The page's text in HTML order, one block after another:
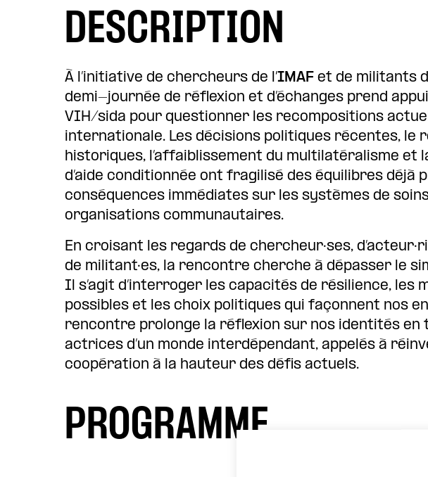
DESCRIPTION
À l’initiative de chercheurs de l‘IMAF et de militants
demi-journée de réflexion et d’échanges prend
VIH/sida pour questionner les recompositions
internationale. Les décisions politiques récentes, le
historiques, l’affaiblissement du multilatéralisme et
d’aide conditionnée ont fragilisé des équilibres déjà
conséquences immédiates sur les systèmes de
organisations communautaires.
En croisant les regards de chercheur·ses,
de militant·es, la rencontre cherche à dépasser le
Il s’agit d’interroger les capacités de résilience, les
possibles et les choix politiques qui façonnent nos
rencontre prolonge la réflexion sur nos identités en
actrices d’un monde interdépendant, appelés à
coopération à la hauteur des défis actuels.
PROGRAMME